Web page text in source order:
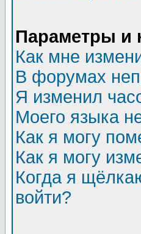
Параметры и
Как мне
В форумах
Я изменил
Моего языка
Как я могу
Как я могу
Когда я
войти?